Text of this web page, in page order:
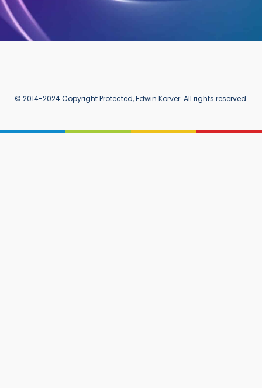
© 2014-2024 Copyright Protected, Edwin Korver. All rights reserved.